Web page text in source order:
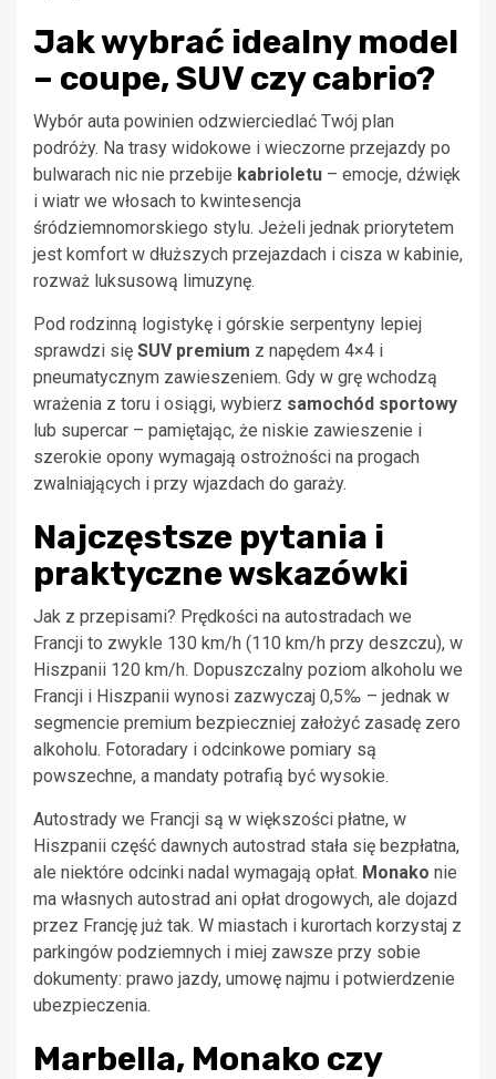
Jak wybrać idealny model
– coupe, SUV czy cabrio?
Wybór auta powinien odzwierciedlać Twój plan
podróży. Na trasy widokowe i wieczorne przejazdy po
bulwarach nic nie przebije kabrioletu – emocje, dźwięk
i wiatr we włosach to kwintesencja
śródziemnomorskiego stylu. Jeżeli jednak priorytetem
jest komfort w dłuższych przejazdach i cisza w kabinie,
rozważ luksusową limuzynę.
Pod rodzinną logistykę i górskie serpentyny lepiej
sprawdzi się SUV premium z napędem 4×4 i
pneumatycznym zawieszeniem. Gdy w grę wchodzą
wrażenia z toru i osiągi, wybierz samochód sportowy
lub supercar – pamiętając, że niskie zawieszenie i
szerokie opony wymagają ostrożności na progach
zwalniających i przy wjazdach do garaży.
Najczęstsze pytania i
praktyczne wskazówki
Jak z przepisami? Prędkości na autostradach we
Francji to zwykle 130 km/h (110 km/h przy deszczu), w
Hiszpanii 120 km/h. Dopuszczalny poziom alkoholu we
Francji i Hiszpanii wynosi zazwyczaj 0,5‰ – jednak w
segmencie premium bezpieczniej założyć zasadę zero
alkoholu. Fotoradary i odcinkowe pomiary są
powszechne, a mandaty potrafią być wysokie.
Autostrady we Francji są w większości płatne, w
Hiszpanii część dawnych autostrad stała się bezpłatna,
ale niektóre odcinki nadal wymagają opłat. Monako nie
ma własnych autostrad ani opłat drogowych, ale dojazd
przez Francję już tak. W miastach i kurortach korzystaj z
parkingów podziemnych i miej zawsze przy sobie
dokumenty: prawo jazdy, umowę najmu i potwierdzenie
ubezpieczenia.
Marbella, Monako czy